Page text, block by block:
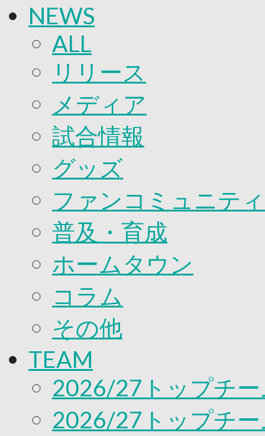
2026/27
練習見学時のファンサービスについて
奈良クラブ明治安田J3リーグ2026/27シーズン試
奈良クラブ明治安田Ｊ3リーグ 2026/27シーズン
観戦ルール＆マナー
FANCOMMUNITY
2026/27ファンコミュニティ
サポートショップ
オフィシャルストア（実店舗）
オンラインストア
ACADEMY
アカデミーについて
プロジェクト
コーチ&スタッフ
ジュニア
ジュニアユース
ユース
練習拠点（ナラディーア）
SCHOOL
CLUB
パートナー募集
クラブ理念
クラブ情報
サステナビリティ
応援プロジェクト
NEWS
ALL
リリース
メディア
試合情報
グッズ
ファンコミュニティ
普及・育成
ホームタウン
コラム
その他
TEAM
2026/27トップチ
2026/27トップチ